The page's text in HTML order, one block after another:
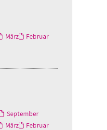
März
Februar
September
März
Februar